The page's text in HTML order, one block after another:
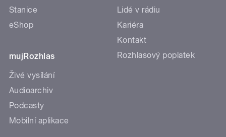
Stanice
eShop
mujRozhlas
Živé vysílání
Audioarchiv
Podcasty
Mobilní aplikace
Lidé v rádiu
Kariéra
Kontakt
Rozhlasový poplatek